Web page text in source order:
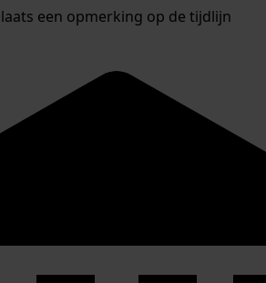
een opmerking op de tijdlijn